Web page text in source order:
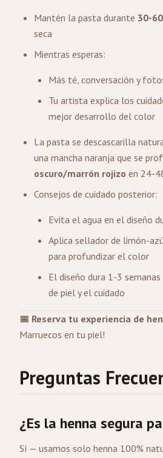
Mantén la pasta durante 30-
seca
Mientras esperas:
Más té, conversación y
Tu artista explica los
mejor desarrollo del color
La pasta se descascarilla
una mancha naranja que se
oscuro/marrón rojizo en 24-
Consejos de cuidado posterior:
Evita el agua en el diseño
Aplica sellador de limón-
para profundizar el color
El diseño dura 1-3
de piel y el cuidado
📅 Reserva tu experiencia de
Marruecos en tu piel!
Preguntas
¿Es la henna segura
Sí — usamos solo henna 100%